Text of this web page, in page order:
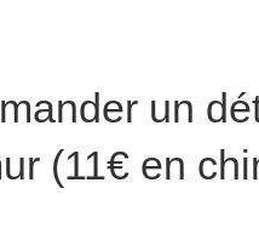
un
(11€ en